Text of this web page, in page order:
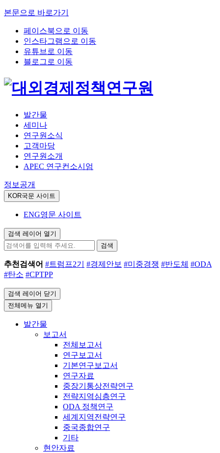
본문으로 바로가기
페이스북으로 이동
인스타그램으로 이동
유튜브로 이동
블로그로 이동
발간물
세미나
연구원소식
고객마당
연구원소개
APEC 연구컨소시엄
정보공개
KOR국문 사이트
ENG영문 사이트
검색 레이어 열기
검색
추천검색어 #트럼프2기 #경제안보 #미중경쟁 #반도체 #ODA
#탄소 #CPTPP
검색 레이어 닫기
전체메뉴 열기
발간물
보고서
전체보고서
연구보고서
기본연구보고서
연구자료
중장기통상전략연구
전략지역심층연구
ODA 정책연구
세계지역전략연구
중국종합연구
기타
현안자료